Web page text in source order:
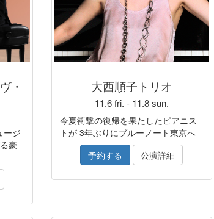
・
ージ
豪
大西順子トリオ
11.6 fri. - 11.8 sun.
今夏衝撃の復帰を果たしたピアニス
トが 3年ぶりにブルーノート東京へ
予約する
公演詳細